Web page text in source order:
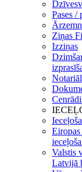
Pases /
Ziņas
Izziņas
Valstis
Latvijā